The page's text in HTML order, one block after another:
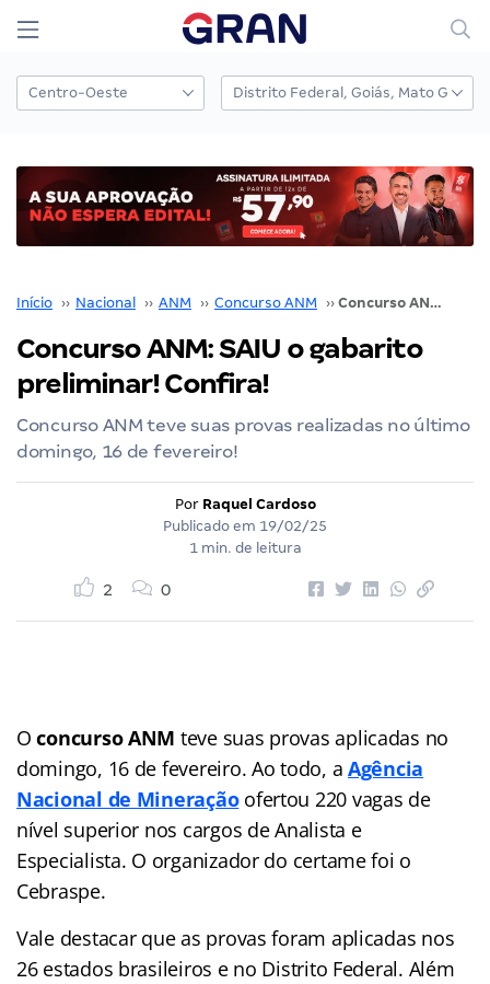
Início ›› Nacional ›› ANM ›› Concurso ANM ›› Concurso ANM: SAIU o gabarito preliminar! Confira!
Concurso ANM: SAIU o gabarito
preliminar! Confira!
Concurso ANM teve suas provas realizadas no último
domingo, 16 de fevereiro!
Por Raquel Cardoso
Publicado em 19/02/25
1 min. de leitura
2 0
Oconcurso ANM teve suas provas aplicadas no
domingo, 16 de fevereiro. Ao todo, aAgência
Nacional de Mineraçãoofertou 220 vagas de
nível superior nos cargos de Analista e
Especialista. O organizador do certame foi o
Cebraspe.
Vale destacar que as provas foram aplicadas nos
26 estados brasileiros e no Distrito Federal. Além